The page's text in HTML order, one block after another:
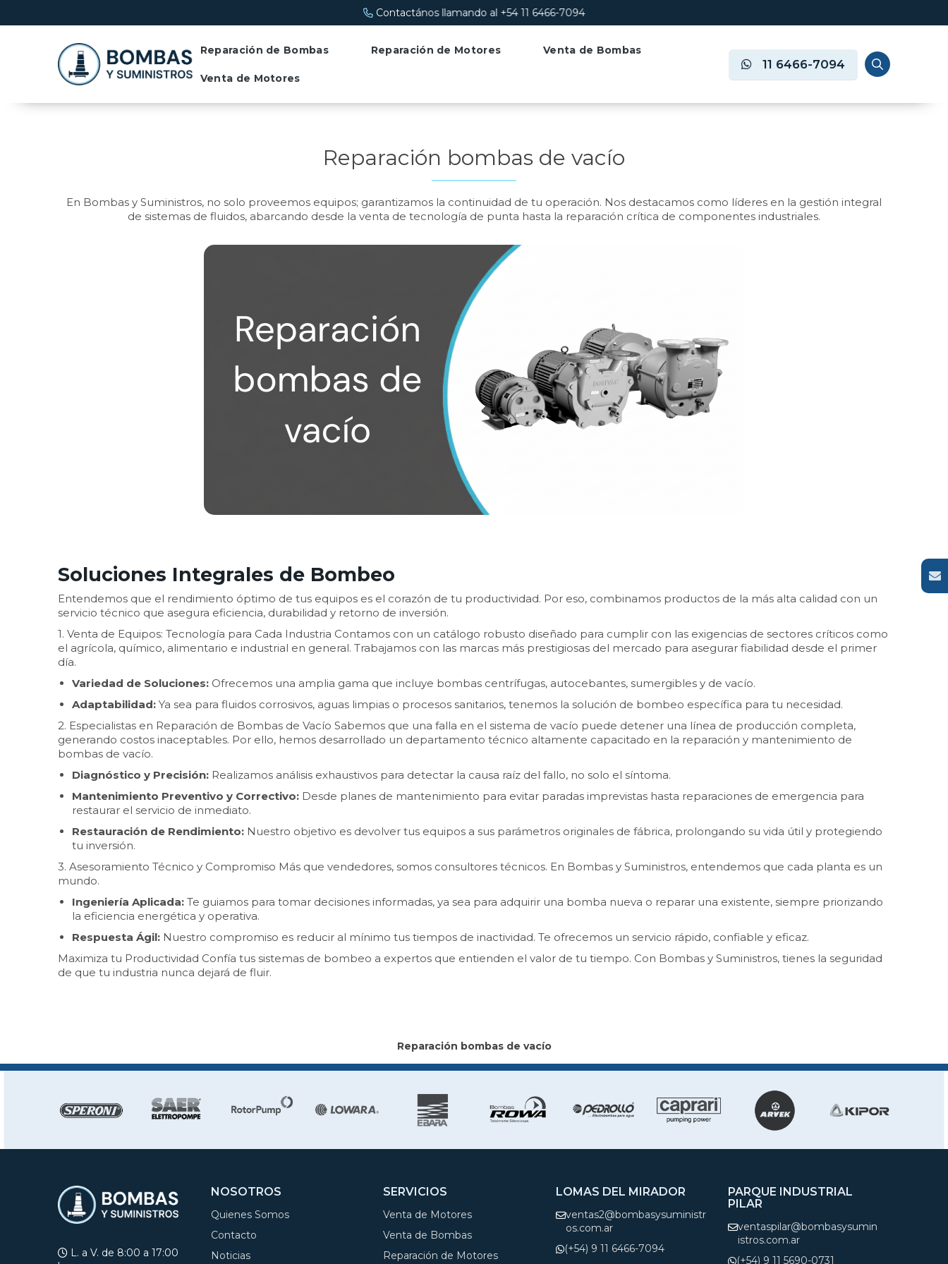
Contactános llamando al +54 11 6466-7094
11 6466-7094
Reparación de Bombas Reparación de Motores Venta de Bombas
Venta de Motores
Reparación bombas de vacío
En Bombas y Suministros, no solo proveemos equipos; garantizamos la continuidad de tu operación. Nos destacamos como líderes en la gestión integral
de sistemas de fluidos, abarcando desde la venta de tecnología de punta hasta la reparación crítica de componentes industriales.
Soluciones Integrales de Bombeo
Entendemos que el rendimiento óptimo de tus equipos es el corazón de tu productividad. Por eso, combinamos productos de la más alta calidad con un
servicio técnico que asegura eficiencia, durabilidad y retorno de inversión.
1. Venta de Equipos: Tecnología para Cada Industria Contamos con un catálogo robusto diseñado para cumplir con las exigencias de sectores críticos como
el agrícola, químico, alimentario e industrial en general. Trabajamos con las marcas más prestigiosas del mercado para asegurar fiabilidad desde el primer
día.
Variedad de Soluciones: Ofrecemos una amplia gama que incluye bombas centrífugas, autocebantes, sumergibles y de vacío.
Adaptabilidad: Ya sea para fluidos corrosivos, aguas limpias o procesos sanitarios, tenemos la solución de bombeo específica para tu necesidad.
2. Especialistas en Reparación de Bombas de Vacío Sabemos que una falla en el sistema de vacío puede detener una línea de producción completa,
generando costos inaceptables. Por ello, hemos desarrollado un departamento técnico altamente capacitado en la reparación y mantenimiento de
bombas de vacío.
Diagnóstico y Precisión: Realizamos análisis exhaustivos para detectar la causa raíz del fallo, no solo el síntoma.
Mantenimiento Preventivo y Correctivo: Desde planes de mantenimiento para evitar paradas imprevistas hasta reparaciones de emergencia para
restaurar el servicio de inmediato.
Restauración de Rendimiento: Nuestro objetivo es devolver tus equipos a sus parámetros originales de fábrica, prolongando su vida útil y protegiendo
tu inversión.
3. Asesoramiento Técnico y Compromiso Más que vendedores, somos consultores técnicos. En Bombas y Suministros, entendemos que cada planta es un
mundo.
Ingeniería Aplicada: Te guiamos para tomar decisiones informadas, ya sea para adquirir una bomba nueva o reparar una existente, siempre priorizando
la eficiencia energética y operativa.
Respuesta Ágil: Nuestro compromiso es reducir al mínimo tus tiempos de inactividad. Te ofrecemos un servicio rápido, confiable y eficaz.
Maximiza tu Productividad Confía tus sistemas de bombeo a expertos que entienden el valor de tu tiempo. Con Bombas y Suministros, tienes la seguridad
de que tu industria nunca dejará de fluir.
Reparación bombas de vacío
L. a V. de 8:00 a 17:00
NOSOTROS
Quienes Somos
Contacto
Noticias
SERVICIOS
Venta de Motores
Venta de Bombas
Reparación de Motores
LOMAS DEL MIRADOR
ventas2@bombasysuministr
os.com.ar
(+54) 9 11 6466-7094
PARQUE INDUSTRIAL
PILAR
ventaspilar@bombasysumin
istros.com.ar
(+54) 9 11 5690-0731